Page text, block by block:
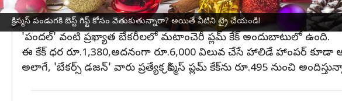
క్రిస్మస్‌ పండుగకి బెస్ట్ గిఫ్ట్‌ కోసం వెతుకుతున్నారా? అయితే వీటిని ట్రై చేయండి!
క్రిస్మస్‌ వేడుకల్లో కేక్‌ ముఖ్యమైన పాత్రను పోషిస్తుంది. అందుకే, రొటీన్‌గా
ఆరోగ్యకరమైన, రుచికరమైన కేకులను డ్రైఫ్రూట్స్‌, షుగర్‌ లెస్‌, ఎగ్‌లెస్‌ వంటి
'పందల్‌' వంటి ప్రఖ్యాత బేకరీలలో మటాంచెరీ ప్లమ్‌ కేక్‌ అందుబాటులో ఉంది.
ఈ కేక్‌ ధర రూ.1,380,అదనంగా రూ.6,000 విలువ చేసే హాలిడే హాంపర్‌ కూడా
అలాగే, 'బేకర్స్‌ డజన్‌' వారు ప్రత్యేక క్రిస్మస్‌ ప్లమ్‌ కేక్‌ను రూ.495 నుంచి